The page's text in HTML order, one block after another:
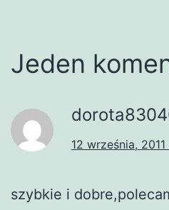
Jeden
12 września,
szybkie i